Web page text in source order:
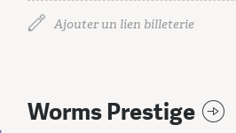
Ajouter un lien billeterie
Worms Prestige